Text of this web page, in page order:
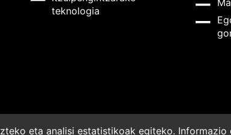
teknologia
eta analisi estatistikoak egiteko.